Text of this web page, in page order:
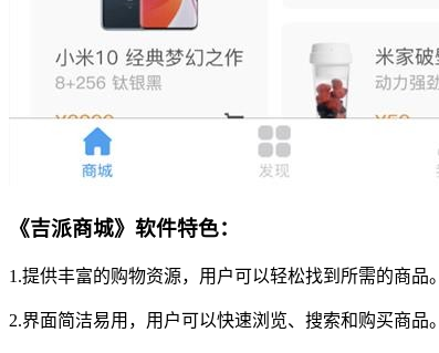
《吉派商城》软件特色：
1.提供丰富的购物资源，用户可以轻松找到所需的商品。
2.界面简洁易用，用户可以快速浏览、搜索和购买商品。